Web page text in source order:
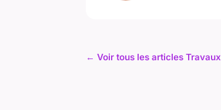
← Voir tous les articles Travaux